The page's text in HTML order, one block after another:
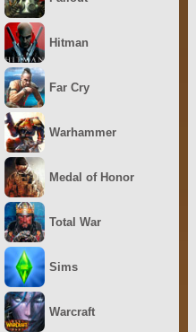
Hitman
Far Cry
Warhammer
Medal of Honor
Total War
Sims
Warcraft